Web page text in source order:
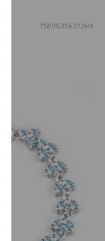
Написать отзыв